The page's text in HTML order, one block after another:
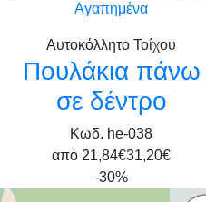
Αγαπημένα
Αυτοκόλλητο Τοίχου
Πουλάκια πάνω
σε δέντρο
Κωδ. he-038
από 21,84€31,20€
-30%